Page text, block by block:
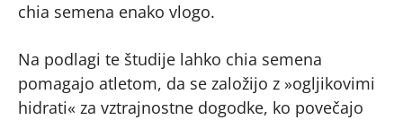
chia semena enako vlogo.
Na podlagi te študije lahko chia semena
pomagajo atletom, da se založijo z »ogljikovimi
hidrati« za vztrajnostne dogodke, ko povečajo